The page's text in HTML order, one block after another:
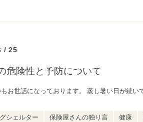
/ 25
危険性と予防について
シェルター 保険屋さんの独り言 健康